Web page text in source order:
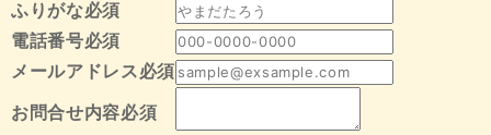
ふりがな必須
電話番号必須
メールアドレス必須
お問合せ内容必須